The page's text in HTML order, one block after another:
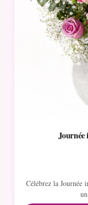
Journée
Célébrez la Journée